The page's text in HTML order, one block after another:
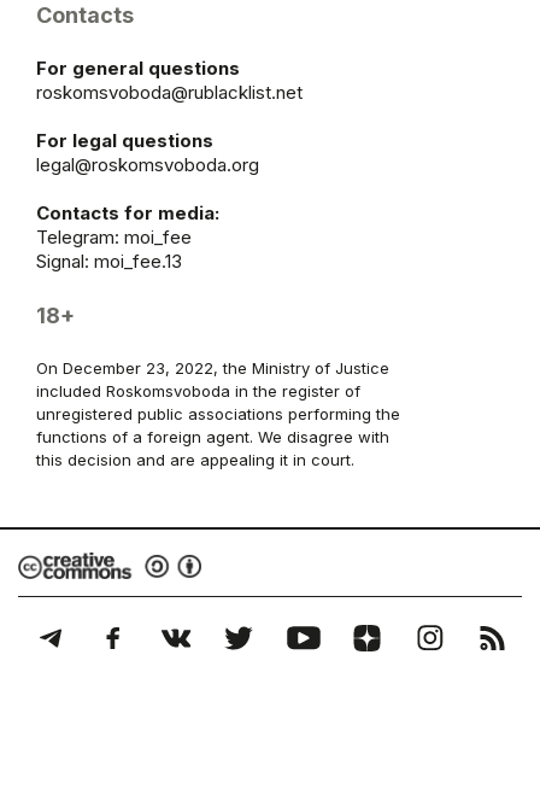
Contacts
For general questions
roskomsvoboda@rublacklist.net
For legal questions
legal@roskomsvoboda.org
Contacts for media:
Telegram: moi_fee
Signal: moi_fee.13
18+
On December 23, 2022, the Ministry of Justice
included Roskomsvoboda in the register of
unregistered public associations performing the
functions of a foreign agent. We disagree with
this decision and are appealing it in court.